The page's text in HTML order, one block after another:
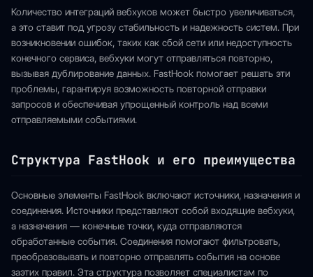
Количество интеграций вебхуков может быстро увеличиваться,
а это ставит под угрозу стабильность и надежность систем. При
возникновении ошибок, таких как сбой сети или недоступность
конечного сервиса, вебхуки могут отправляться повторно,
вызывая дублирование данных. FastHook помогает решать эти
проблемы, гарантируя возможность повторной отправки
запросов и обеспечивая упрощенный контроль над всеми
отправляемыми событиями.
Структура FastHook и его преимущества
Основные элементы FastHook включают источники, назначения и
соединения. Источники представляют собой входящие вебхуки,
а назначения — конечные точки, куда отправляются
обработанные события. Соединения помогают фильтровать,
преобразовывать и повторно отправлять события на основе
заэтих правил. Эта структура позволяет специалистам по